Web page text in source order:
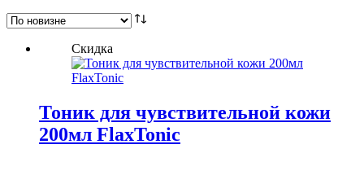
недавние
Скидка
Тоник для чувствительной кожи
200мл FlaxTonic